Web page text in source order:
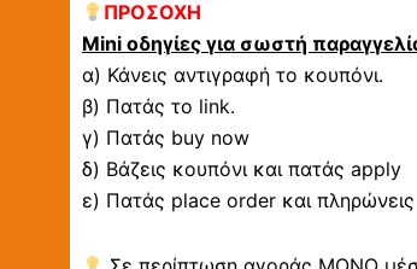
ΠΡΟΣΟΧΗ
Mini οδηγίες για σωστή
α) Κάνεις αντιγραφή το κουπόνι.
β) Πατάς το link.
γ) Πατάς buy now
δ) Βάζεις κουπόνι και πατάς apply
ε) Πατάς place order και πληρώνεις